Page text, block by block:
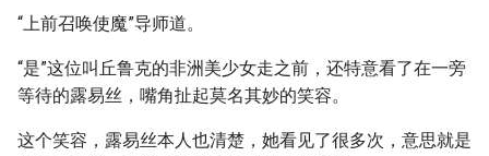
“上前召唤使魔”导师道。
“是”这位叫丘鲁克的非洲美少女走之前，还特意看了在一旁
等待的露易丝，嘴角扯起莫名其妙的笑容。
这个笑容，露易丝本人也清楚，她看见了很多次，意思就是